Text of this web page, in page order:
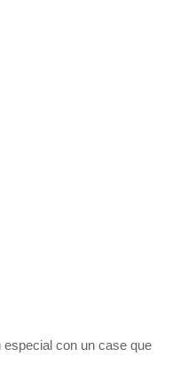
con un case que